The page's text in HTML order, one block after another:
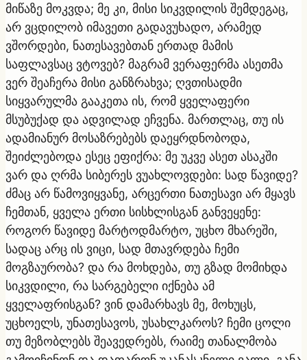
მიწაზე მოკვდა; მე კი, მისი სიკვდილის შემდეგაც,
არ ვცდილობ იმავეთი გადავუხადო, არამედ
ვშორდები, ნათესავებთან ერთად მამის
საფლავსაც ვტოვებ? მაგრამ ვერაფერმა ასეთმა
ვერ შეაჩერა მისი განზრახვა; ღვთისადმი
სიყვარულმა გააკეთა ის, რომ ყველაფერი
მსუბუქად და ადვილად ეჩვენა. მართლაც, თუ ის
ადამიანურ მოსაზრებებს დაეყრდნობოდა,
შეიძლებოდა ესეც ეფიქრა: მე უკვე ასეთ ასაკში
ვარ და ღრმა სიბერეს ვუახლოვდები: სად წავიდე?
ძმაც არ წამოვიყვანე, არცერთი ნათესავი არ მყავს
ჩემთან, ყველა ერთი სისხლისგან განვეყენე:
როგორ წავიდე მარტოდმარტო, უცხო მხარეში,
სადაც არც ის ვიცი, სად მთავრდება ჩემი
მოგზაურობა? და რა მოხდება, თუ გზად მომიხდა
სიკვდილი, რა სარგებელი იქნება ამ
ყველაფრისგან? ვინ დამარხავს მე, მოხუცს,
უცხოელს, უნათესავოს, უსახლკაროს? ჩემი ცოლი
თუ მეზობლებს შეავედრებს, რაიმე თანალმობა